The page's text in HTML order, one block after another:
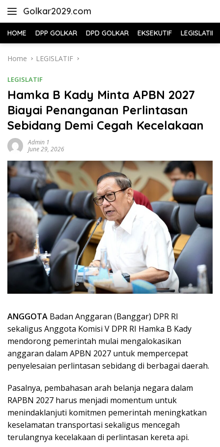
Golkar2029.com
HOME DPP GOLKAR DPD GOLKAR EKSEKUTIF LEGISLATIF
Home LEGISLATIF
LEGISLATIF
Hamka B Kady Minta APBN 2027
Biayai Penanganan Perlintasan
Sebidang Demi Cegah Kecelakaan
Admin 1
June 29, 2026
ANGGOTA Badan Anggaran (Banggar) DPR RI
sekaligus Anggota Komisi V DPR RI Hamka B Kady
mendorong pemerintah mulai mengalokasikan
anggaran dalam APBN 2027 untuk mempercepat
penyelesaian perlintasan sebidang di berbagai daerah.
Pasalnya, pembahasan arah belanja negara dalam
RAPBN 2027 harus menjadi momentum untuk
menindaklanjuti komitmen pemerintah meningkatkan
keselamatan transportasi sekaligus mencegah
terulangnya kecelakaan di perlintasan kereta api.